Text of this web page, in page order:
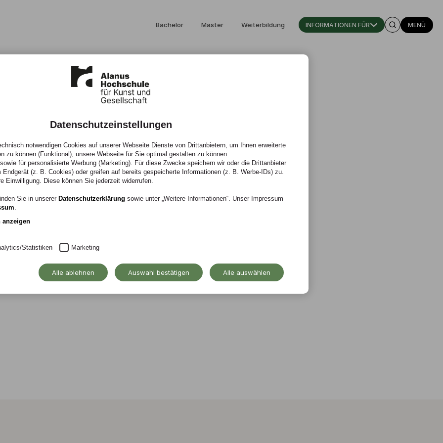
Bachelor Master Weiterbildung INFORMATIONEN FÜR MENÜ
unsicheren
Datenschutzeinstellungen
notwendigen Cookies auf unserer Webseite Dienste von Drittanbietern, um Ihnen erweiterte
zu können (Funktional), unsere Webseite für Sie optimal gestalten zu können
für personalisierte Werbung (Marketing). Für diese Zwecke speichern wir oder die Drittanbieter
Endgerät (z. B. Cookies) oder greifen auf bereits gespeicherte Informationen (z. B. Werbe-IDs) zu.
Einwilligung. Diese können Sie jederzeit widerrufen.
Sie in unserer Datenschutzerklärung sowie unter „Weitere Informationen“. Unser Impressum
.
anzeigen
Statistiken Marketing
Alle ablehnen Auswahl bestätigen Alle auswählen